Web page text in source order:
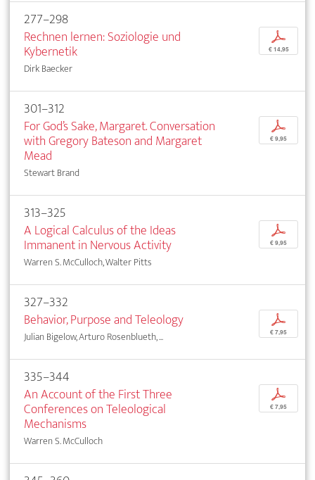
277–298
Rechnen lernen: Soziologie und
Kybernetik
Dirk Baecker
p
€ 14,95
301–312
For God’s Sake, Margaret. Conversation
with Gregory Bateson and Margaret
Mead
Stewart Brand
p
€ 9,95
313–325
A Logical Calculus of the Ideas
Immanent in Nervous Activity
Warren S. McCulloch, Walter Pitts
p
€ 9,95
327–332
Behavior, Purpose and Teleology
Julian Bigelow, Arturo Rosenblueth, ...
p
€ 7,95
335–344
An Account of the First Three
Conferences on Teleological
Mechanisms
Warren S. McCulloch
p
€ 7,95